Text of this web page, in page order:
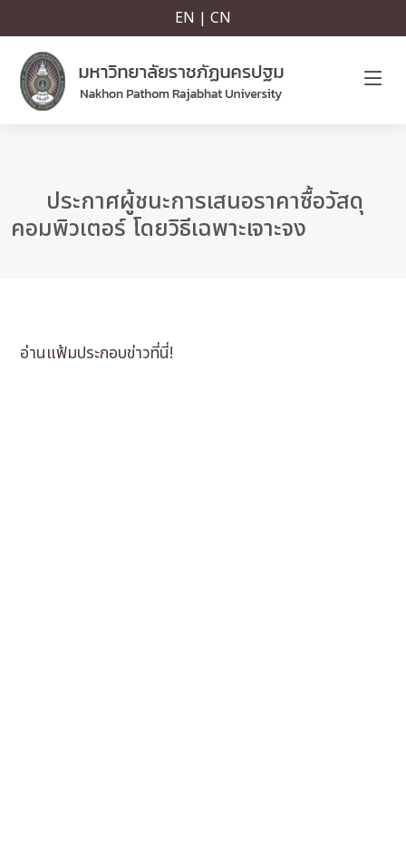
EN | CN
ประกาศผู้ชนะการเสนอราคาซื้อวัสดุ
คอมพิวเตอร์ โดยวิธีเฉพาะเจาะจง
อ่านแฟ้มประกอบข่าวที่นี่!